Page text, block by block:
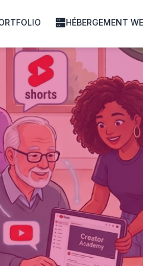
HÉBERGEMENT